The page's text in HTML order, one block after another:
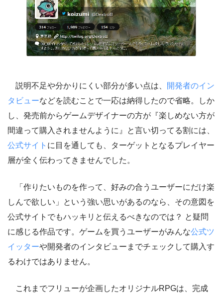
説明不足や分かりにくい部分が多い点は、
開発者のイン
タビューなどを読むことで一応は納得したので省略。しか
し、発売前からゲームデザイナーの方が『楽しめない方が
間違って購入されませんように』と言い切ってる割には、
公式サイト に目を通しても、ターゲットとなるプレイヤー
層が全く伝わってきませんでした。
「作りたいものを作って、好みの合うユーザーにだけ楽
しんで欲しい」という強い思いがあるのなら、その意図を
公式サイトでもハッキリと伝えるべきなのでは？ と疑問
に感じる作品です。ゲームを買うユーザーがみんな公式ツ
イッターや開発者のインタビューまでチェックして購入す
るわけではありません。
これまでフリューが企画したオリジナルRPGは、完成